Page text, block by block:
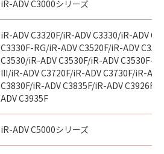
iR-ADV C3000シリーズ
iR-ADV C3320F/iR-ADV C3330/iR-ADV
C3330F-RG/iR-ADV C3520F/iR-ADV
C3530/iR-ADV C3530F/iR-ADV C3530F-
III/iR-ADV C3720F/iR-ADV C3730F/iR-
C3830F/iR-ADV C3835F/iR-ADV C3926F/
ADV C3935F
iR-ADV C5000シリーズ